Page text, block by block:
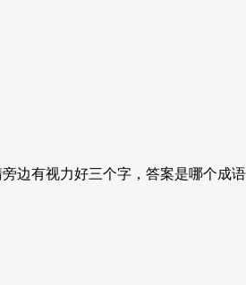
有视力好三个字，答案是哪个成